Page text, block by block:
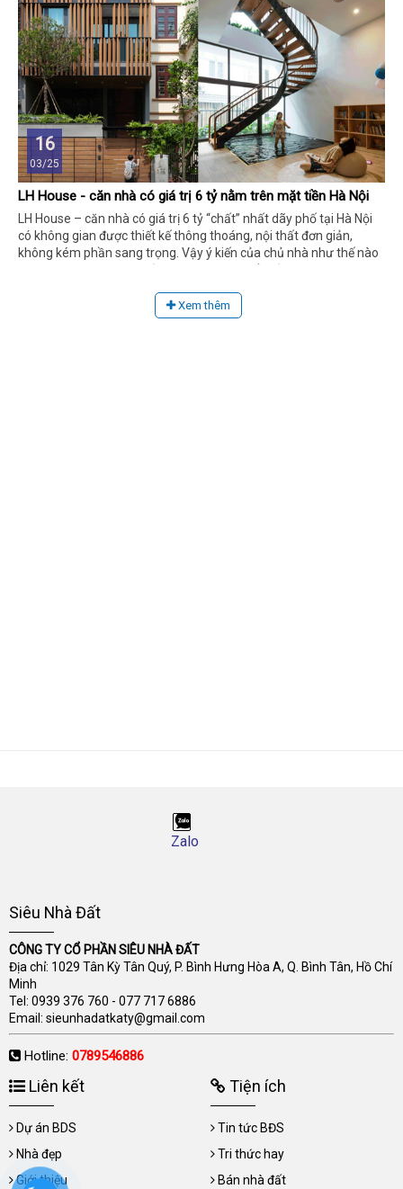
16
03/25
LH House - căn nhà có giá trị 6 tỷ nằm trên mặt tiền Hà Nội
LH House – căn nhà có giá trị 6 tỷ “chất” nhất dãy phố tại Hà Nội
có không gian được thiết kế thông thoáng, nội thất đơn giản,
không kém phần sang trọng. Vậy ý kiến của chủ nhà như thế nào
Xem thêm
Zalo
Siêu Nhà Đất
CÔNG TY CỔ PHẦN SIÊU NHÀ ĐẤT
Địa chỉ: 1029 Tân Kỳ Tân Quý, P. Bình Hưng Hòa A, Q. Bình Tân, Hồ Chí
Minh
Tel: 0939 376 760 - 077 717 6886
Email: sieunhadatkaty@gmail.com
Hotline: 0789546886
Liên kết
Dự án BDS
Nhà đẹp
Giới thiệu
Tiện ích
Tin tức BĐS
Tri thức hay
Bán nhà đất